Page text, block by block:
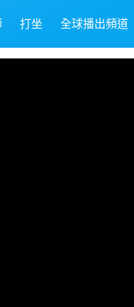
打坐 全球播出頻道